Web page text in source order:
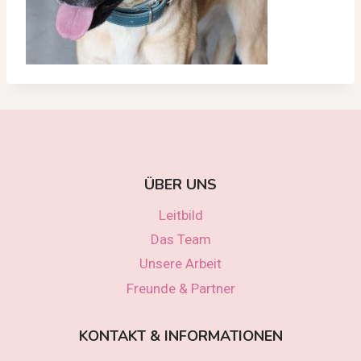
ÜBER UNS
Leitbild
Das Team
Unsere Arbeit
Freunde & Partner
KONTAKT & INFORMATIONEN